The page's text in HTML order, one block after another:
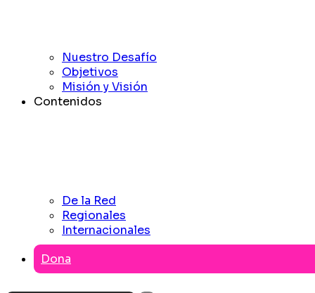
Nuestro Desafío
Objetivos
Misión y Visión
Contenidos
De la Red
Regionales
Internacionales
Dona